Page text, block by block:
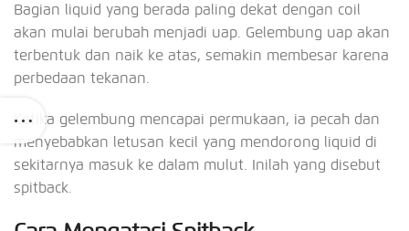
Bagian liquid yang berada paling dekat dengan coil
akan mulai berubah menjadi uap. Gelembung uap akan
terbentuk dan naik ke atas, semakin membesar karena
perbedaan tekanan.
Ketika gelembung mencapai permukaan, ia pecah dan
menyebabkan letusan kecil yang mendorong liquid di
sekitarnya masuk ke dalam mulut. Inilah yang disebut
spitback.